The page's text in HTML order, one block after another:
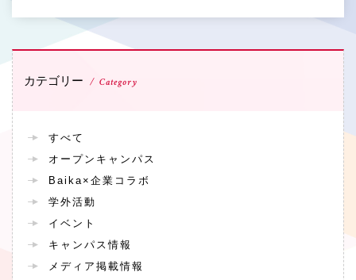
カテゴリー Category
すべて
オープンキャンパス
Baika×企業コラボ
学外活動
イベント
キャンパス情報
メディア掲載情報